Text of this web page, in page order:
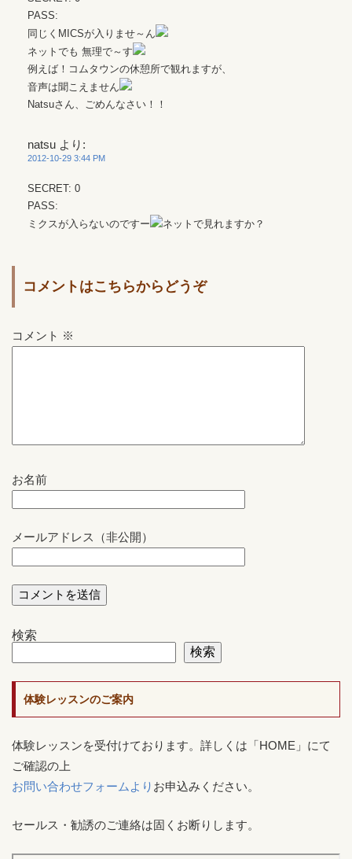
PASS:
同じくMICSが入りませ～ん
ネットでも 無理で～す
例えば！コムタウンの休憩所で観れますが、
音声は聞こえません
Natsuさん、ごめんなさい！！
natsu より:
2012-10-29 3:44 PM
SECRET: 0
PASS:
ミクスが入らないのですー
ネットで見れますか？
コメントはこちらからどうぞ
コメント ※
お名前
メールアドレス（非公開）
検索
検索
体験レッスンのご案内
体験レッスンを受付けております。詳しくは「HOME」にて
ご確認の上
お問い合わせフォームより お申込みください。
セールス・勧誘のご連絡は固くお断りします。